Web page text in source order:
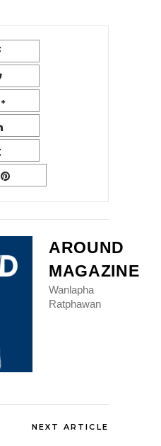
AROUND
MAGAZINE
Wanlapha
Ratphawan
NEXT ARTICLE